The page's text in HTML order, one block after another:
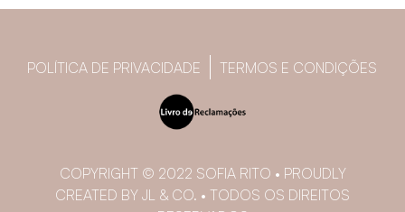
POLÍTICA DE PRIVACIDADE TERMOS E CONDIÇÕES
COPYRIGHT © 2022 SOFIA RITO • PROUDLY
CREATED BY JL & CO. • TODOS OS DIREITOS